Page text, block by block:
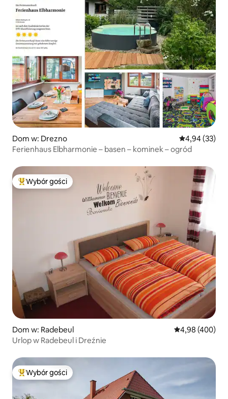
Dom w: Drezno Średnia
4,94 (33)
Ferienhaus Elbharmonie – basen – kominek – ogród
Najpopularniejsze z kategorii Wybór gości
Wybór gości
Dom w: Radebeul Średnia
4,98 (400)
Urlop w Radebeul i Dreźnie
Najpopularniejsze z kategorii Wybór gości
Wybór gości